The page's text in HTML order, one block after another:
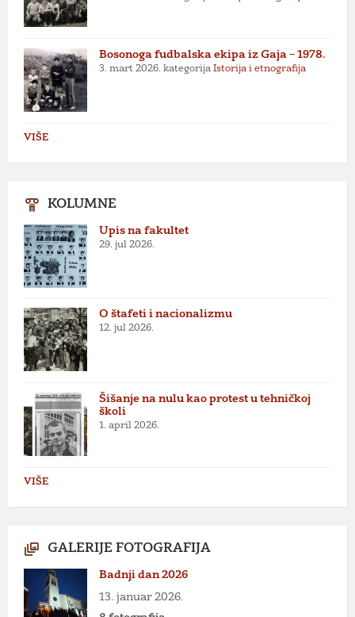
Bosonoga fudbalska ekipa iz Gaja – 1978.
3. mart 2026. kategorija Istorija i etnografija
VIŠE
KOLUMNE
Upis na fakultet
29. jul 2026.
O štafeti i nacionalizmu
12. jul 2026.
Šišanje na nulu kao protest u tehničkoj
školi
1. april 2026.
VIŠE
GALERIJE FOTOGRAFIJA
Badnji dan 2026
13. januar 2026.